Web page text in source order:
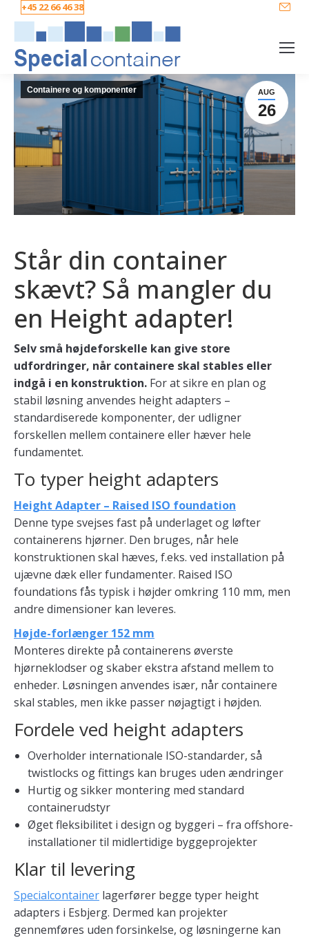
+45 22 66 46 38
AUG
26
Containere og komponenter
Står din container
skævt? Så mangler du
en Height adapter!
Selv små højdeforskelle kan give store
udfordringer, når containere skal stables eller
indgå i en konstruktion. For at sikre en plan og
stabil løsning anvendes height adapters –
standardiserede komponenter, der udligner
forskellen mellem containere eller hæver hele
fundamentet.
To typer height adapters
Height Adapter – Raised ISO foundation
Denne type svejses fast på underlaget og løfter
containerens hjørner. Den bruges, når hele
konstruktionen skal hæves, f.eks. ved installation på
ujævne dæk eller fundamenter. Raised ISO
foundations fås typisk i højder omkring 110 mm, men
andre dimensioner kan leveres.
Højde-forlænger 152 mm
Monteres direkte på containerens øverste
hjørneklodser og skaber ekstra afstand mellem to
enheder. Løsningen anvendes især, når containere
skal stables, men ikke passer nøjagtigt i højden.
Fordele ved height adapters
Overholder internationale ISO-standarder, så
twistlocks og fittings kan bruges uden ændringer
Hurtig og sikker montering med standard
containerudstyr
Øget fleksibilitet i design og byggeri – fra offshore-
installationer til midlertidige byggeprojekter
Klar til levering
Specialcontainer lagerfører begge typer height
adapters i Esbjerg. Dermed kan projekter
gennemføres uden forsinkelse, og løsningerne kan